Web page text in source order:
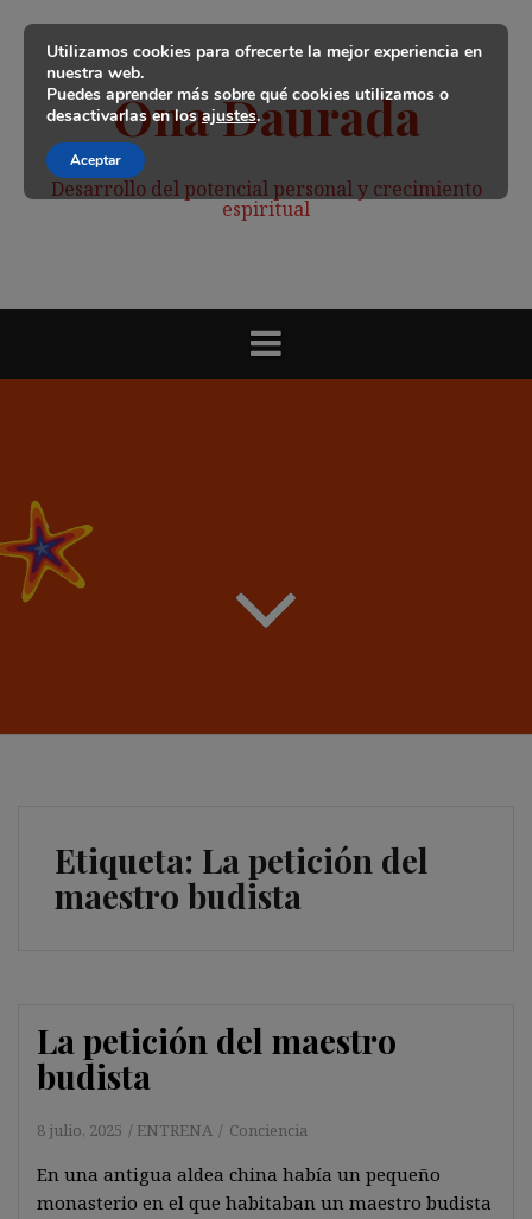
contenido
Ona Daurada
Desarrollo del potencial personal y crecimiento
espiritual
Etiqueta: La petición del
maestro budista
La petición del maestro
budista
8 julio, 2025 ENTRENA Conciencia
En una antigua aldea china había un pequeño
monasterio en el que habitaban un maestro budista
Utilizamos cookies para ofrecerte la mejor experiencia en
nuestra web.
Puedes aprender más sobre qué cookies utilizamos o
desactivarlas en losajustes.
Aceptar